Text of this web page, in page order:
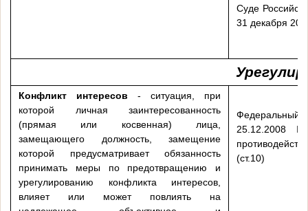
Суде
31 декабря
Конфликт интересов - ситуация, при
которой личная заинтересованность
(прямая или косвенная) лица,
замещающего должность, замещение
которой предусматривает обязанность
принимать меры по предотвращению и
урегулированию конфликта интересов,
влияет или может повлиять на
(ст.10)